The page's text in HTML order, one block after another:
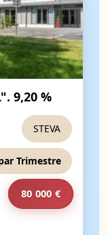
9,20 %
STEVA
Trimestre
80 000 €